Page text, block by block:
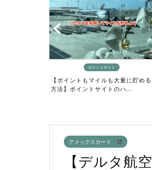
マイルの貯め方
【最短4日間でANAマイルをざっく
り貯めるニモカルート完...
アメックスカード
【デルタ航